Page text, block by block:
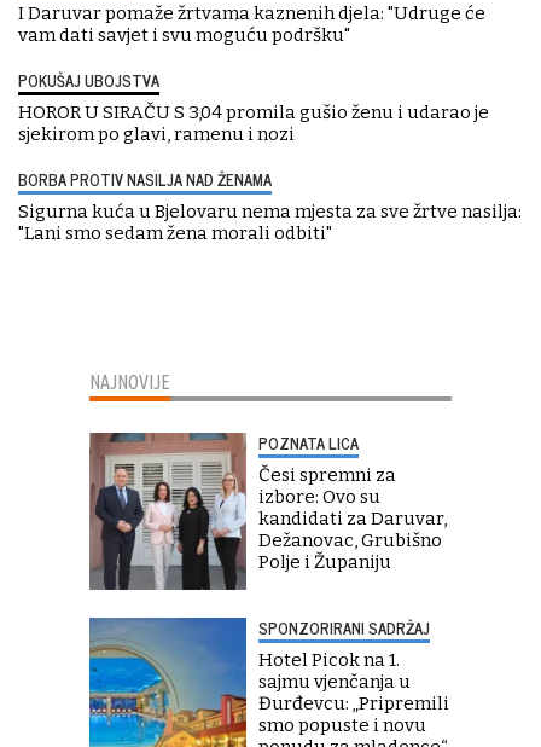
I Daruvar pomaže žrtvama kaznenih djela: "Udruge će
vam dati savjet i svu moguću podršku"
POKUŠAJ UBOJSTVA
HOROR U SIRAČU S 3,04 promila gušio ženu i udarao je
sjekirom po glavi, ramenu i nozi
BORBA PROTIV NASILJA NAD ŽENAMA
Sigurna kuća u Bjelovaru nema mjesta za sve žrtve nasilja:
"Lani smo sedam žena morali odbiti"
NAJNOVIJE
POZNATA LICA
Česi spremni za
izbore: Ovo su
kandidati za Daruvar,
Dežanovac, Grubišno
Polje i Županiju
SPONZORIRANI SADRŽAJ
Hotel Picok na 1.
sajmu vjenčanja u
Đurđevcu: „Pripremili
smo popuste i novu